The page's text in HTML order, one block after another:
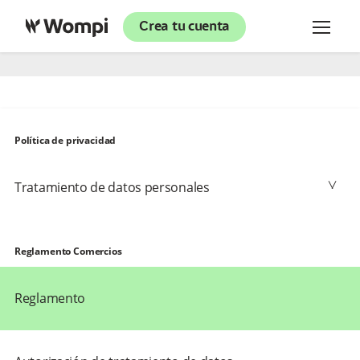
Crea tu cuenta
Política de privacidad
Tratamiento de datos personales
Normatividad aplicable
Destinatarios
Reglamento Comercios
Reglamento